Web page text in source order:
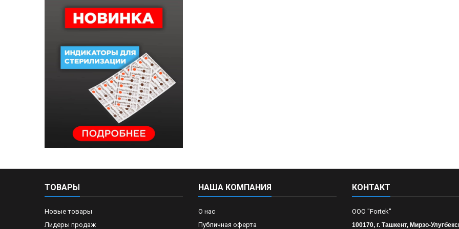
ТОВАРЫ
Новые товары
Лидеры продаж
НАША КОМПАНИЯ
О нас
Публичная оферта
КОНТАКТ
OOO "Fortek"
100170, г. Ташкент, Мирзо-